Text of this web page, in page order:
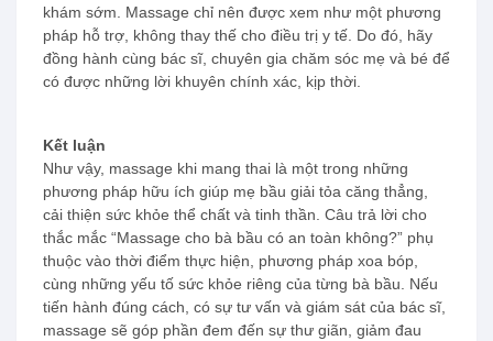
khám sớm. Massage chỉ nên được xem như một phương
pháp hỗ trợ, không thay thế cho điều trị y tế. Do đó, hãy
đồng hành cùng bác sĩ, chuyên gia chăm sóc mẹ và bé để
có được những lời khuyên chính xác, kịp thời.
Kết luận
Như vậy, massage khi mang thai là một trong những
phương pháp hữu ích giúp mẹ bầu giải tỏa căng thẳng,
cải thiện sức khỏe thể chất và tinh thần. Câu trả lời cho
thắc mắc “Massage cho bà bầu có an toàn không?” phụ
thuộc vào thời điểm thực hiện, phương pháp xoa bóp,
cùng những yếu tố sức khỏe riêng của từng bà bầu. Nếu
tiến hành đúng cách, có sự tư vấn và giám sát của bác sĩ,
massage sẽ góp phần đem đến sự thư giãn, giảm đau